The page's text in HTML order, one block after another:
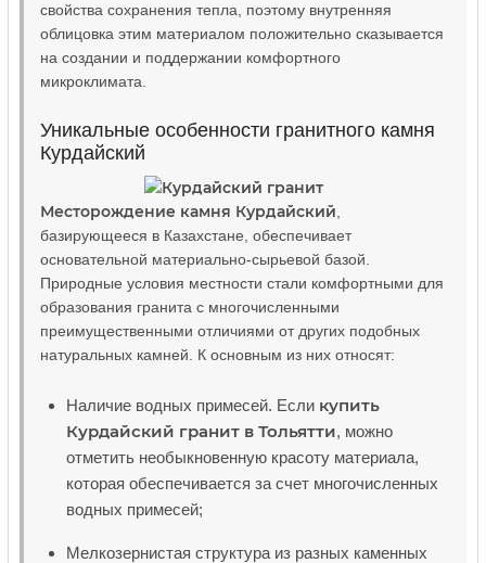
свойства сохранения тепла, поэтому внутренняя
облицовка этим материалом положительно сказывается
на создании и поддержании комфортного
микроклимата.
Уникальные особенности гранитного камня
Курдайский
Месторождение камня Курдайский
базирующееся в Казахстане, обеспечивает
основательной материально-сырьевой базой.
Природные условия местности стали комфортными для
образования гранита с многочисленными
преимущественными отличиями от других подобных
натуральных камней. К основным из них относят:
Наличие водных примесей. Если купить
Курдайский гранит в Тольятти, можно
отметить необыкновенную красоту материала,
которая обеспечивается за счет многочисленных
водных примесей;
Мелкозернистая структура из разных каменных